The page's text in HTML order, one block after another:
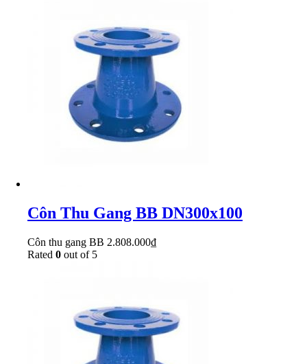
Côn Thu Gang BB DN300x100
Côn thu gang BB 2.808.000₫
Rated 0 out of 5